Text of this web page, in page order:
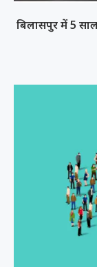
बिलासपुर में 5